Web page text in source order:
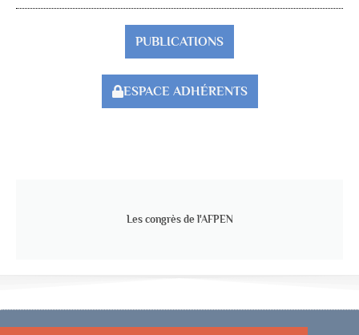
PUBLICATIONS
ESPACE ADHÉRENTS
Les congrès de l'AFPEN